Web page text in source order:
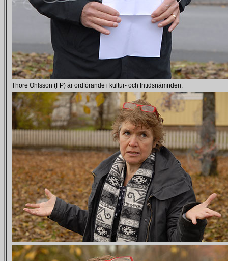
Thore Ohlsson (FP) är ordförande i kultur- och fritidsnämnden.